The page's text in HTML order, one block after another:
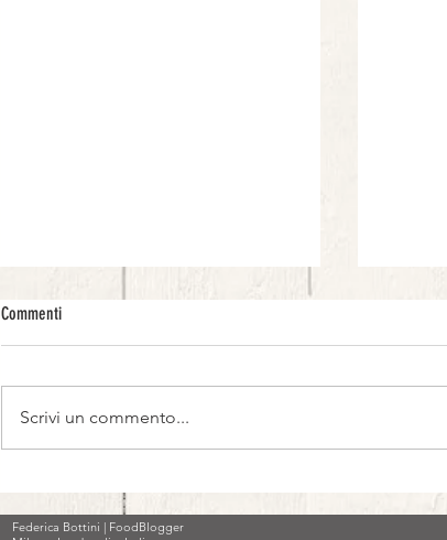
Commenti
Scrivi un commento...
Federica Bottini | FoodBlogger